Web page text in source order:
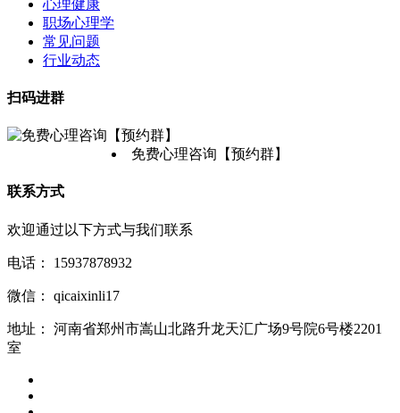
心理健康
职场心理学
常见问题
行业动态
扫码进群
免费心理咨询【预约群】
联系方式
欢迎通过以下方式与我们联系
电话： 15937878932
微信： qicaixinli17
地址：
河南省郑州市嵩山北路升龙天汇广场9号院6号楼2201
室